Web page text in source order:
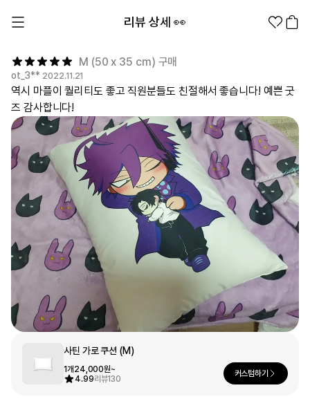
M (50 x 35 cm) 구매
ot_3** 2022.11.21
역시 마플이 퀄리티도 좋고 직원분들도 친절해서 좋습니다! 예쁜 굿
즈 감사합니다!
사틴 가로 쿠션 (M)
1개 24,000원~
4.99리뷰130
커스텀하기
리뷰 상세 👀
1분컷 무료 템플릿 대량 주문 기업/웰컴 키트 굿즈 제작 방법
의류
팬굿즈
지류
문구/오피스
스마트폰
의류 카테고리
전체상품 1분컷 티셔츠 티셔츠